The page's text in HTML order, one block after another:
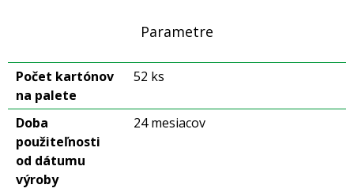
Parametre
Počet kartónov
na palete
52 ks
Doba
použiteľnosti
od dátumu
výroby
24 mesiacov